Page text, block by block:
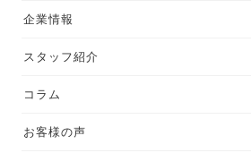
企業情報
スタッフ紹介
コラム
お客様の声